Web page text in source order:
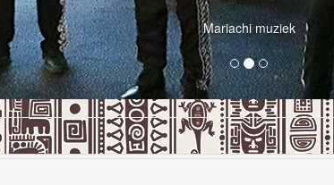
Mariachi muziek